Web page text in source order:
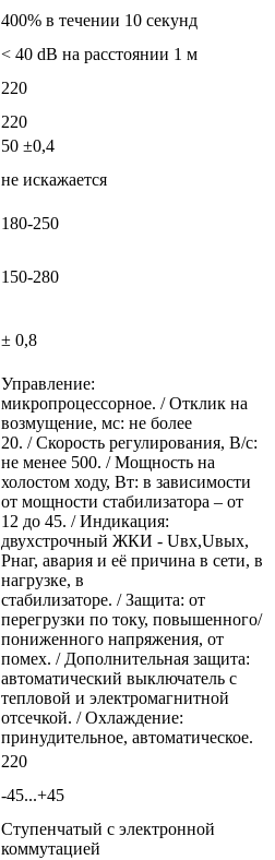
400% в течении 10 секунд
< 40 dB на расстоянии 1 м
220
220
50 ±0,4
не искажается
180-250
150-280
± 0,8
Управление:
микропроцессорное. / Отклик на
возмущение, мс: не более
20. / Скорость регулирования, В/с:
не менее 500. / Мощность на
холостом ходу, Вт: в зависимости
от мощности стабилизатора – от
12 до 45. / Индикация:
двухстрочный ЖКИ - Uвх,Uвых,
Рнаг, авария и её причина в сети, в
нагрузке, в
стабилизаторе. / Защита: от
перегрузки по току, повышенного/
пониженного напряжения, от
помех. / Дополнительная защита:
автоматический выключатель с
тепловой и электромагнитной
отсечкой. / Охлаждение:
принудительное, автоматическое.
220
-45...+45
Ступенчатый с электронной
коммутацией